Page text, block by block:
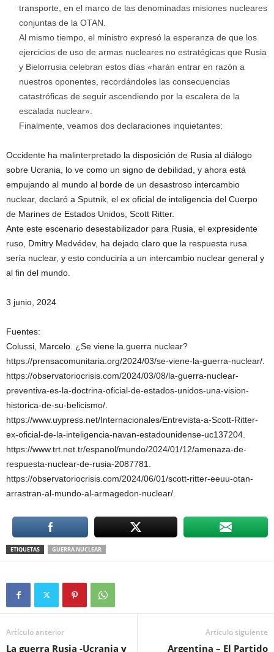
transporte, en el marco de las denominadas misiones nucleares
conjuntas de la OTAN.
Al mismo tiempo, el ministro expresó la esperanza de que los
ejercicios de uso de armas nucleares no estratégicas que Rusia
y Bielorrusia celebran estos días «harán entrar en razón a
nuestros oponentes, recordándoles las consecuencias
catastróficas de seguir ascendiendo por la escalera de la
escalada nuclear».
Finalmente, veamos dos declaraciones inquietantes:
Occidente ha malinterpretado la disposición de Rusia al diálogo
sobre Ucrania, lo ve como un signo de debilidad, y ahora está
empujando al mundo al borde de un desastroso intercambio
nuclear, declaró a Sputnik, el ex oficial de inteligencia del Cuerpo
de Marines de Estados Unidos, Scott Ritter.
Ante este escenario desestabilizador para Rusia, el expresidente
ruso, Dmitry Medvédev, ha dejado claro que la respuesta rusa
sería nuclear, y esto conduciría a un intercambio nuclear general y
al fin del mundo.
3 junio, 2024
Fuentes:
Colussi, Marcelo. ¿Se viene la guerra nuclear?
https://prensacomunitaria.org/2024/03/se-viene-la-guerra-nuclear/.
https://observatoriocrisis.com/2024/03/08/la-guerra-nuclear-
preventiva-es-la-doctrina-oficial-de-estados-unidos-una-vision-
historica-de-su-belicismo/.
https://www.uypress.net/Internacionales/Entrevista-a-Scott-Ritter-
ex-oficial-de-la-inteligencia-navan-estadounidense-uc137204.
https://www.trt.net.tr/espanol/mundo/2024/01/12/amenaza-de-
respuesta-nuclear-de-rusia-2087781.
https://observatoriocrisis.com/2024/06/01/scott-ritter-eeuu-otan-
arrastran-al-mundo-al-armagedon-nuclear/.
ETIQUETAS GUERRA NUCLEAR
Artículo anterior
La guerra Rusia -Ucrania y
Artículo siguiente
Argentina – El Partido